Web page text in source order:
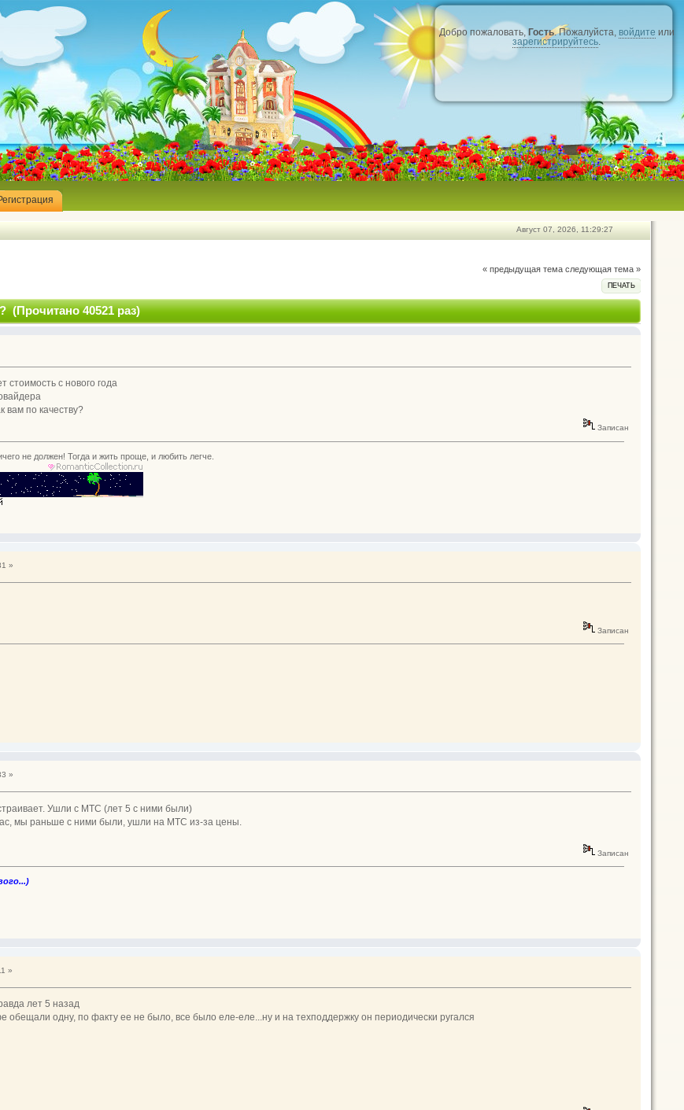
Добро пожаловать,Гость. Пожалуйста, войдите или
зарегистрируйтесь.
Август 07, 2026, 11:29:27
« предыдущая тема следующая тема »
ПЕЧАТЬ
(Прочитано 40521 раз)
стоимость с нового года
вам по качеству?
Записан
не должен! Тогда и жить проще, и любить легче.
»
Записан
»
Ушли с МТС (лет 5 с ними были)
мы раньше с ними были, ушли на МТС из-за цены.
Записан
»
лет 5 назад
обещали одну, по факту ее не было, все было еле-еле...ну и на техподдержку он периодически ругался